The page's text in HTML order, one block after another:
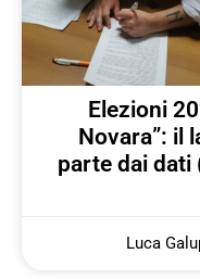
Elezioni
Novara”: il
parte dai dati
Luca